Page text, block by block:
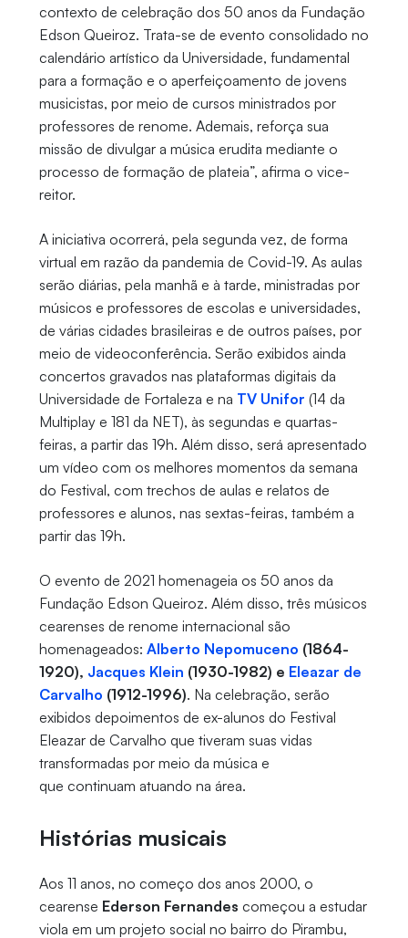
contexto de celebração dos 50 anos da Fundação
Edson Queiroz. Trata-se de evento consolidado no
calendário artístico da Universidade, fundamental
para a formação e o aperfeiçoamento de jovens
musicistas, por meio de cursos ministrados por
professores de renome. Ademais, reforça sua
missão de divulgar a música erudita mediante o
processo de formação de plateia”, afirma o vice-
reitor.
A iniciativa ocorrerá, pela segunda vez, de forma
virtual em razão da pandemia de Covid-19. As aulas
serão diárias, pela manhã e à tarde, ministradas por
músicos e professores de escolas e universidades,
de várias cidades brasileiras e de outros países, por
meio de videoconferência. Serão exibidos ainda
concertos gravados nas plataformas digitais da
Universidade de Fortaleza e na TV Unifor (14 da
Multiplay e 181 da NET), às segundas e quartas-
feiras, a partir das 19h. Além disso, será apresentado
um vídeo com os melhores momentos da semana
do Festival, com trechos de aulas e relatos de
professores e alunos, nas sextas-feiras, também a
partir das 19h.
O evento de 2021 homenageia os 50 anos da
Fundação Edson Queiroz. Além disso, três músicos
cearenses de renome internacional são
homenageados: Alberto Nepomuceno (1864-
1920), Jacques Klein (1930-1982) e Eleazar de
Carvalho (1912-1996). Na celebração, serão
exibidos depoimentos de ex-alunos do Festival
Eleazar de Carvalho que tiveram suas vidas
transformadas por meio da música e
que continuam atuando na área.
Histórias musicais
Aos 11 anos, no começo dos anos 2000, o
cearense Ederson Fernandes começou a estudar
viola em um projeto social no bairro do Pirambu,